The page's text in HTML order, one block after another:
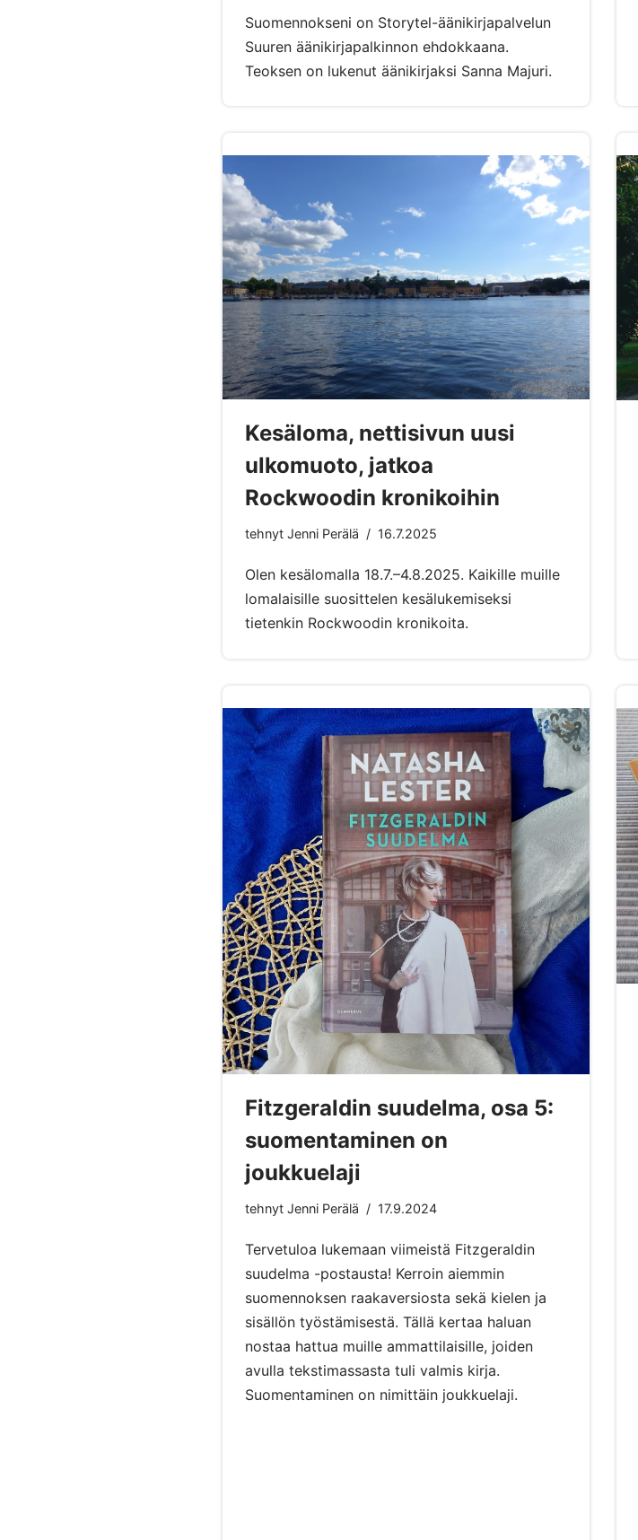
Suomennokseni on Storytel-äänikirjapalvelun
Suuren äänikirjapalkinnon ehdokkaana.
Teoksen on lukenut äänikirjaksi Sanna Majuri.
Kesäloma, nettisivun uusi
ulkomuoto, jatkoa
Rockwoodin kronikoihin
tehnytJenni Perälä 16.7.2025
Olen kesälomalla 18.7.–4.8.2025. Kaikille muille
lomalaisille suosittelen kesälukemiseksi
tietenkin Rockwoodin kronikoita.
Fitzgeraldin suudelma, osa 5:
suomentaminen on
joukkuelaji
tehnytJenni Perälä 17.9.2024
Tervetuloa lukemaan viimeistä Fitzgeraldin
suudelma -postausta! Kerroin aiemmin
suomennoksen raakaversiosta sekä kielen ja
sisällön työstämisestä. Tällä kertaa haluan
nostaa hattua muille ammattilaisille, joiden
avulla tekstimassasta tuli valmis kirja.
Suomentaminen on nimittäin joukkuelaji.